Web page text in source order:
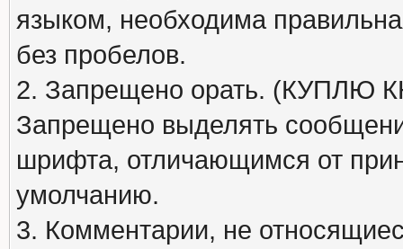
языком, необходима
без пробелов.
2. Запрещено орать. (КУПЛЮ
Запрещено выделять
шрифта, отличающимся от
умолчанию.
3. Комментарии, не